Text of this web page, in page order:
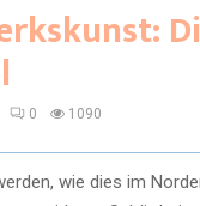
0 1090
wie dies im